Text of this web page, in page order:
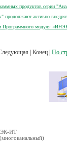
продуктов серии
продолжают активно
Программного модуля
| Конец | По
ИТ